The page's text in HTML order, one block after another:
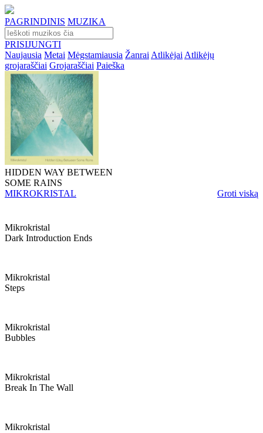
PAGRINDINIS MUZIKA
PRISIJUNGTI
Naujausia Metai Mėgstamiausia Žanrai Atlikėjai Atlikėjų
grojaraščiai Grojaraščiai Paieška
HIDDEN WAY BETWEEN
SOME RAINS
MIKROKRISTAL
Groti viską
Mikrokristal
Dark Introduction Ends
Mikrokristal
Steps
Mikrokristal
Bubbles
Mikrokristal
Break In The Wall
Mikrokristal